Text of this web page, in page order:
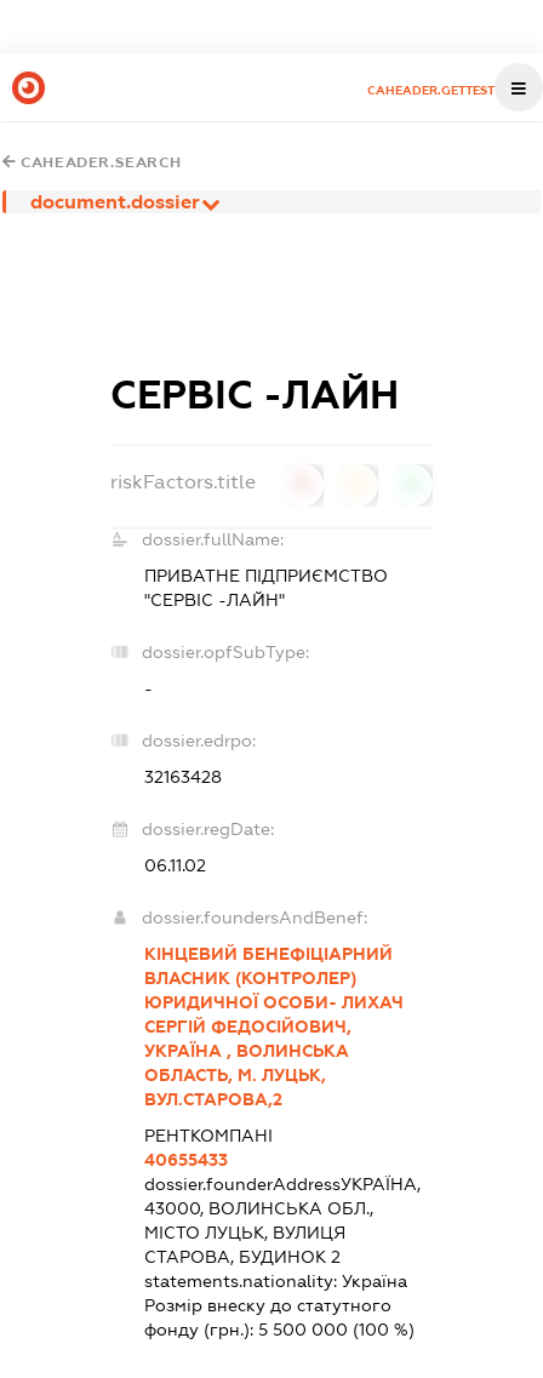
CAHEADER.GETTEST
CAHEADER.SEARCH
document.dossier
СЕРВІС -ЛАЙН
riskFactors.title
dossier.fullName:
ПРИВАТНЕ ПІДПРИЄМСТВО
"СЕРВІС -ЛАЙН"
dossier.opfSubType:
-
dossier.edrpo:
32163428
dossier.regDate:
06.11.02
dossier.foundersAndBenef:
КІНЦЕВИЙ БЕНЕФІЦІАРНИЙ
ВЛАСНИК (КОНТРОЛЕР)
ЮРИДИЧНОЇ ОСОБИ- ЛИХАЧ
СЕРГІЙ ФЕДОСІЙОВИЧ,
УКРАЇНА , ВОЛИНСЬКА
ОБЛАСТЬ, М. ЛУЦЬК,
ВУЛ.СТАРОВА,2
РЕНТКОМПАНІ
40655433
dossier.founderAddressУКРАЇНА,
43000, ВОЛИНСЬКА ОБЛ.,
МІСТО ЛУЦЬК, ВУЛИЦЯ
СТАРОВА, БУДИНОК 2
statements.nationality:Україна
Розмір внеску до статутного
фонду (грн.):5 500 000 (100 %)